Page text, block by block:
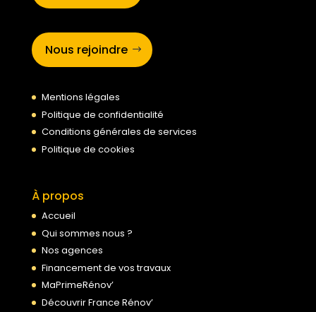
Nous rejoindre
Mentions légales
Politique de confidentialité
Conditions générales de services
Politique de cookies
À propos
Accueil
Qui sommes nous ?
Nos agences
Financement de vos travaux
MaPrimeRénov’
Découvrir France Rénov’